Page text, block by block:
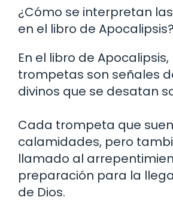
¿Cómo se interpretan
en el libro de Apocalipsis?
En el libro de Apocalipsis,
trompetas son señales
divinos que se desatan
Cada trompeta que
calamidades, pero
llamado al
preparación para la
de Dios.